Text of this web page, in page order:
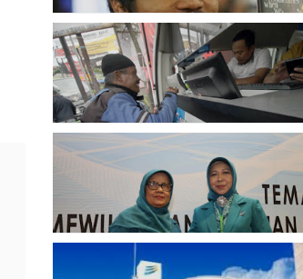
Bjb T Samsat Manjakan Nasabah
Dalam Bayar Pajak Kendaraan
Perpres No.99/2017 Bisa Jadi
Acuan Semangat Pengabdian
Aher Minta Pemerintah Pusat